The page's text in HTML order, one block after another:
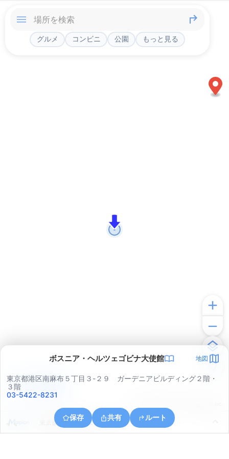
グルメ コンビニ 公園 もっと見る
ボスニア・ヘルツェゴビナ大使館 地図
東京都港区南麻布５丁目３-２９ ガーデニアビルディング２階・
３階
03-5422-8231
保存 共有 ルート
東京都目黒区目黒２丁目１３
アプリで見る